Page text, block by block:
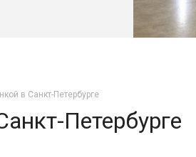
в Санкт-Петербурге
Петербурге